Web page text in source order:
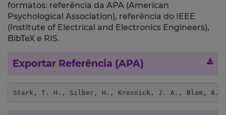
formatos: referência da APA (American
Psychological Association), referência do IEEE
(Institute of Electrical and Electronics Engineers),
BibTeX e RIS.
Exportar Referência (APA)
Stark, T. H., Silber, H., Krosnick, J. A., Blom,